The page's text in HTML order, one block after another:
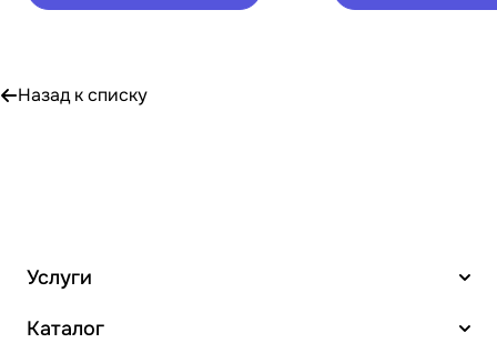
Назад к списку
Услуги
Каталог